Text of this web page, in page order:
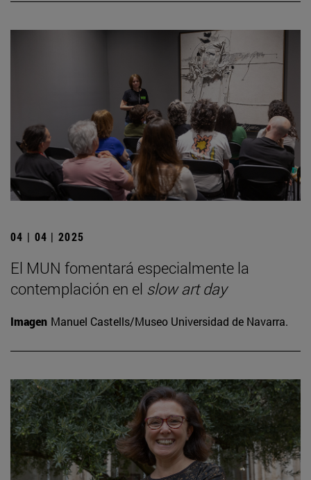
04 | 04 | 2025
El MUN fomentará especialmente la
contemplación en el slow art day
Imagen Manuel Castells/Museo Universidad de Navarra.